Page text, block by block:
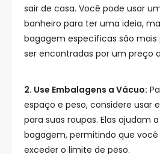
sair de casa. Você pode usar
banheiro para ter uma ideia,
bagagem específicas são mais
ser encontradas por um preço
2. Use Embalagens a Vácuo:
espaço e peso, considere usar
para suas roupas. Elas ajudam
bagagem, permitindo que
exceder o limite de peso.